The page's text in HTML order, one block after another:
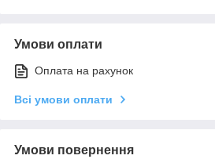
Умови оплати
Оплата на рахунок
Всі умови оплати
Умови повернення